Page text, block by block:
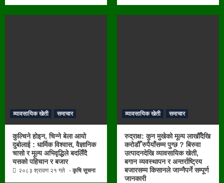
व्यावसायिक खेती समाचार
कुल्चिने होइन, चिन्ने बेला आयो
दुबोलाई : धार्मिक विश्वास, वैज्ञानिक
चासो र मूल्य अभिवृद्धिले बदलिँदै
यसको पहिचान र बजार
२०८३ श्रावण २१ गते कृषि सूचना
व्यावसायिक खेती समाचार
रुद्राक्ष: कुन मुखेको मूल्य लाखौँदेखि
करोडौँ रुपैयाँसम्म पुग्छ ? बिरुवा
उत्पादनदेखि व्यावसायिक खेती,
बगान व्यवस्थापन र अन्तर्राष्ट्रिय
बजारसम्म किसानले जान्नैपर्ने सम्पूर्ण
जानकारी